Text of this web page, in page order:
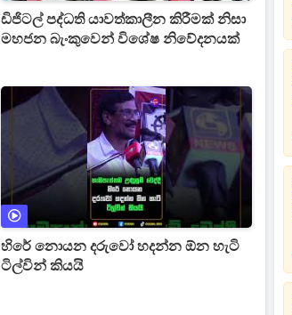
ඩිජිටල් පද්ධති යාවත්කාලීන කිරීමක් නිසා
මහජන බැංකුවෙන් විශේෂ නිවේදනයක්
හිරේ නොයන දරුවෝ හදන්න ඕන හැටි
ටිල්වින් කියයි